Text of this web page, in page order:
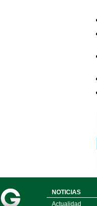
NOTICIAS
Actualidad